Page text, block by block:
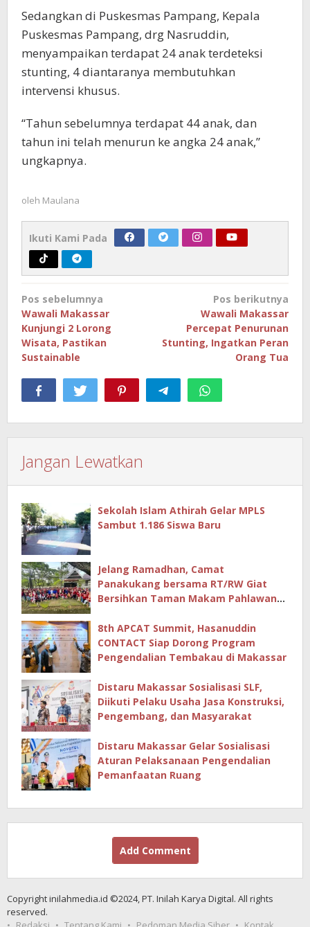
Sedangkan di Puskesmas Pampang, Kepala
Puskesmas Pampang, drg Nasruddin,
menyampaikan terdapat 24 anak terdeteksi
stunting, 4 diantaranya membutuhkan
intervensi khusus.
“Tahun sebelumnya terdapat 44 anak, dan
tahun ini telah menurun ke angka 24 anak,”
ungkapnya.
oleh Maulana
Ikuti Kami Pada
Navigasi
pos
Pos sebelumnya
Wawali Makassar
Kunjungi 2 Lorong
Wisata, Pastikan
Sustainable
Pos berikutnya
Wawali Makassar
Percepat Penurunan
Stunting, Ingatkan Peran
Orang Tua
Jangan Lewatkan
Sekolah Islam Athirah Gelar MPLS
Sambut 1.186 Siswa Baru
Jelang Ramadhan, Camat
Panakukang bersama RT/RW Giat
Bersihkan Taman Makam Pahlawan
8th APCAT Summit, Hasanuddin
CONTACT Siap Dorong Program
Pengendalian Tembakau di Makassar
Distaru Makassar Sosialisasi SLF,
Diikuti Pelaku Usaha Jasa Konstruksi,
Pengembang, dan Masyarakat
Distaru Makassar Gelar Sosialisasi
Aturan Pelaksanaan Pengendalian
Pemanfaatan Ruang
Add Comment
Copyright inilahmedia.id ©2024, PT. Inilah Karya Digital. All rights
reserved.